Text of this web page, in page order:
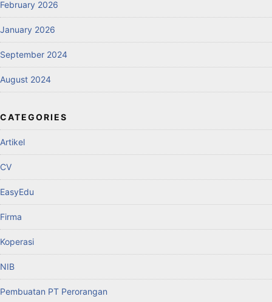
February 2026
January 2026
September 2024
August 2024
CATEGORIES
Artikel
CV
EasyEdu
Firma
Koperasi
NIB
Pembuatan PT Perorangan